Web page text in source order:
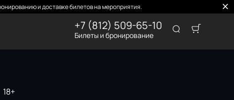
и доставке билетов на мероприятия.
+7 (812) 509-65-10
Билеты и бронирование
18+